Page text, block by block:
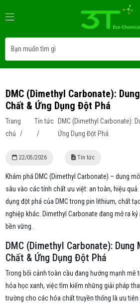
DMC (Dimethyl Carbonate):
Chất & Ứng Dụng Đột Phá
Trang
chủ /
Tin tức
/
DMC (Dimethyl Carbonate):
Ứng Dụng Đột Phá
22/05/2026 Tin tức
Khám phá DMC (Dimethyl Carbonate) – dung
sâu vào các tính chất ưu việt: an toàn, hiệu
dụng đột phá của DMC trong pin lithium, chất
nghiệp khác. Dimethyl Carbonate đang mở ra
bền vững.
DMC (Dimethyl Carbonate): Dung
Chất & Ứng Dụng Đột Phá
Trong bối cảnh toàn cầu đang hướng mạnh mẽ
hóa học xanh, việc tìm kiếm những giải pháp
trường cho các hóa chất truyền thống là ưu tiên